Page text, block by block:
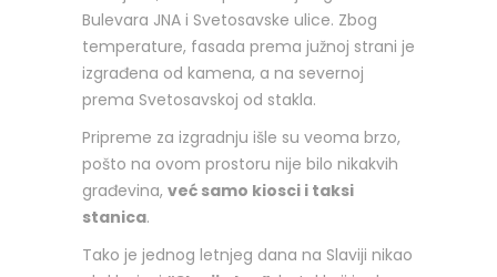
Bulevara JNA i Svetosavske ulice. Zbog
temperature, fasada prema južnoj strani je
izgrađena od kamena, a na severnoj
prema Svetosavskoj od stakla.
Pripreme za izgradnju išle su veoma brzo,
pošto na ovom prostoru nije bilo nikakvih
građevina, već samo kiosci i taksi
stanica.
Tako je jednog letnjeg dana na Slaviji nikao